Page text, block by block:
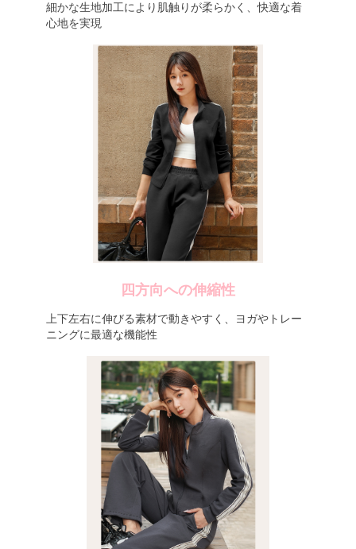
細かな生地加工により肌触りが柔らかく、快適な着
心地を実現
四方向への伸縮性
上下左右に伸びる素材で動きやすく、ヨガやトレー
ニングに最適な機能性